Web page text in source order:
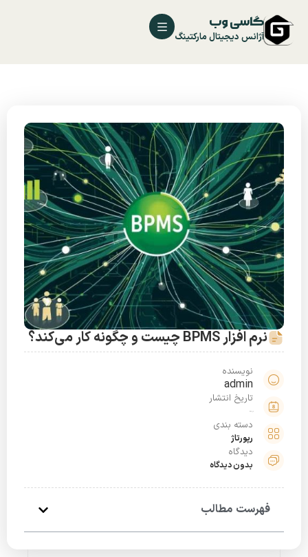
گاسی وب
آژانس دیجیتال مارکتینگ
نرم افزار BPMS چیست و چگونه کار می‌کند؟
نویسنده
admin
تاریخ انتشار
دسته بندی
رپورتاژ
دیدگاه
بدون دیدگاه
فهرست مطالب